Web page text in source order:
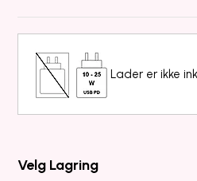
Lader er ikke
Velg Lagring